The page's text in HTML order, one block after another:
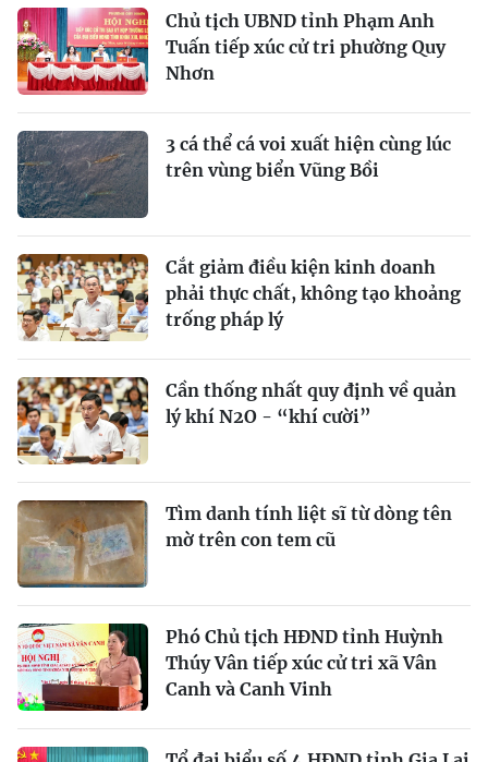
Chủ tịch UBND tỉnh Phạm Anh
Tuấn tiếp xúc cử tri phường Quy
Nhơn
3 cá thể cá voi xuất hiện cùng lúc
trên vùng biển Vũng Bồi
Cắt giảm điều kiện kinh doanh
phải thực chất, không tạo khoảng
trống pháp lý
Cần thống nhất quy định về quản
lý khí N2O - “khí cười”
Tìm danh tính liệt sĩ từ dòng tên
mờ trên con tem cũ
Phó Chủ tịch HĐND tỉnh Huỳnh
Thúy Vân tiếp xúc cử tri xã Vân
Canh và Canh Vinh